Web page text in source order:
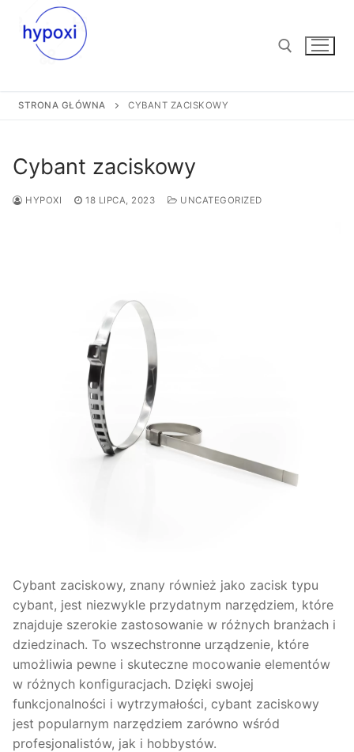
Przejdź
Szukaj:
STRONA GŁÓWNA CYBANT ZACISKOWY
Cybant zaciskowy
HYPOXI 18 LIPCA, 2023 UNCATEGORIZED
Cybant zaciskowy, znany również jako zacisk typu
cybant, jest niezwykle przydatnym narzędziem, które
znajduje szerokie zastosowanie w różnych branżach i
dziedzinach. To wszechstronne urządzenie, które
umożliwia pewne i skuteczne mocowanie elementów
w różnych konfiguracjach. Dzięki swojej
funkcjonalności i wytrzymałości, cybant zaciskowy
jest popularnym narzędziem zarówno wśród
profesjonalistów, jak i hobbystów.